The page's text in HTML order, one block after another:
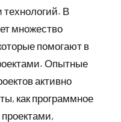
В
множество
помогают в
Опытные
активно
как программное